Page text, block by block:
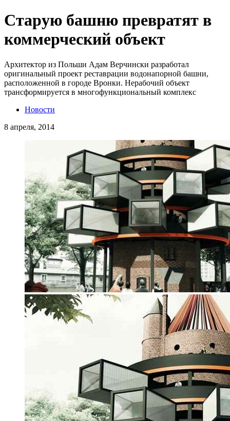
Старую башню превратят в
коммерческий объект
Архитектор из Польши Адам Верчински разработал
оригинальный проект реставрации водонапорной башни,
расположенной в городе Вронки. Нерабочий объект
трансформируется в многофункциональный комплекс
Новости
8 апреля, 2014